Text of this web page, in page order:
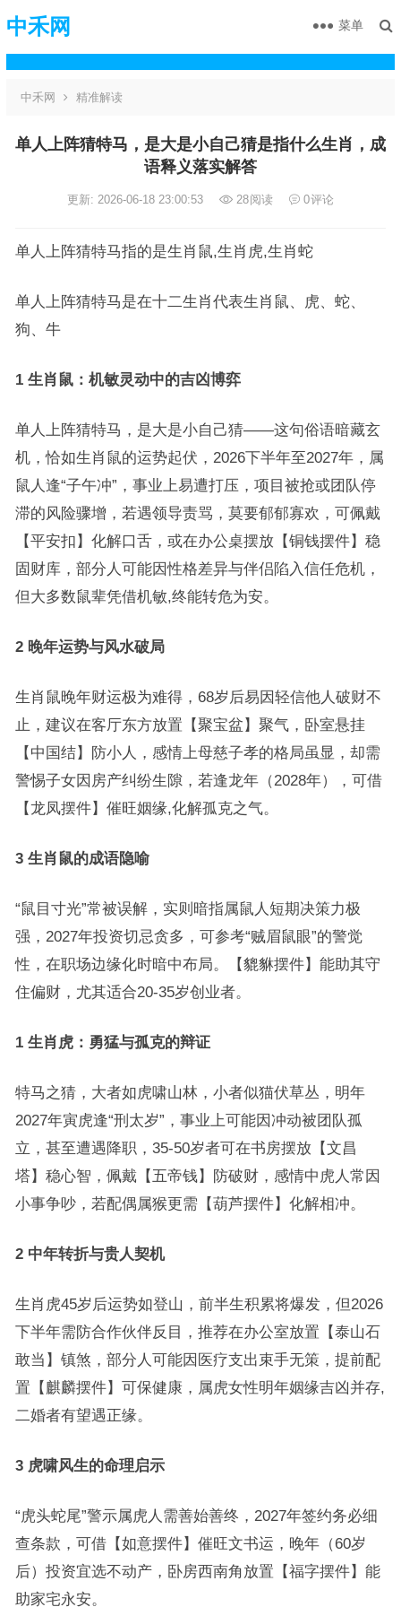
中禾网 菜单
中禾网 精准解读
单人上阵猜特马，是大是小自己猜是指什么生肖，成
语释义落实解答
更新: 2026-06-18 23:00:53 28阅读 0评论
单人上阵猜特马指的是生肖鼠,生肖虎,生肖蛇
单人上阵猜特马是在十二生肖代表生肖鼠、虎、蛇、
狗、牛
1 生肖鼠：机敏灵动中的吉凶博弈
单人上阵猜特马，是大是小自己猜——这句俗语暗藏玄
机，恰如生肖鼠的运势起伏，2026下半年至2027年，属
鼠人逢“子午冲”，事业上易遭打压，项目被抢或团队停
滞的风险骤增，若遇领导责骂，莫要郁郁寡欢，可佩戴
【平安扣】化解口舌，或在办公桌摆放【铜钱摆件】稳
固财库，部分人可能因性格差异与伴侣陷入信任危机，
但大多数鼠辈凭借机敏,终能转危为安。
2 晚年运势与风水破局
生肖鼠晚年财运极为难得，68岁后易因轻信他人破财不
止，建议在客厅东方放置【聚宝盆】聚气，卧室悬挂
【中国结】防小人，感情上母慈子孝的格局虽显，却需
警惕子女因房产纠纷生隙，若逢龙年（2028年），可借
【龙凤摆件】催旺姻缘,化解孤克之气。
3 生肖鼠的成语隐喻
“鼠目寸光”常被误解，实则暗指属鼠人短期决策力极
强，2027年投资切忌贪多，可参考“贼眉鼠眼”的警觉
性，在职场边缘化时暗中布局。【貔貅摆件】能助其守
住偏财，尤其适合20-35岁创业者。
1 生肖虎：勇猛与孤克的辩证
特马之猜，大者如虎啸山林，小者似猫伏草丛，明年
2027年寅虎逢“刑太岁”，事业上可能因冲动被团队孤
立，甚至遭遇降职，35-50岁者可在书房摆放【文昌
塔】稳心智，佩戴【五帝钱】防破财，感情中虎人常因
小事争吵，若配偶属猴更需【葫芦摆件】化解相冲。
2 中年转折与贵人契机
生肖虎45岁后运势如登山，前半生积累将爆发，但2026
下半年需防合作伙伴反目，推荐在办公室放置【泰山石
敢当】镇煞，部分人可能因医疗支出束手无策，提前配
置【麒麟摆件】可保健康，属虎女性明年姻缘吉凶并存,
二婚者有望遇正缘。
3 虎啸风生的命理启示
“虎头蛇尾”警示属虎人需善始善终，2027年签约务必细
查条款，可借【如意摆件】催旺文书运，晚年（60岁
后）投资宜选不动产，卧房西南角放置【福字摆件】能
助家宅永安。